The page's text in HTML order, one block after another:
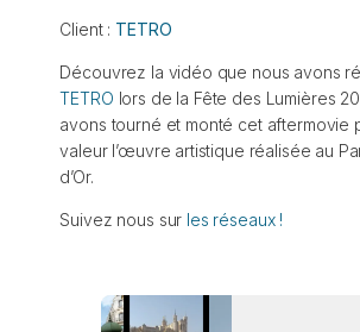
Client : TETRO
Découvrez la vidéo que nous avons
TETRO lors de la Fête des Lumières
avons tourné et monté cet aftermovie
valeur l’œuvre artistique réalisée au
d’Or.
Suivez nous sur les réseaux !